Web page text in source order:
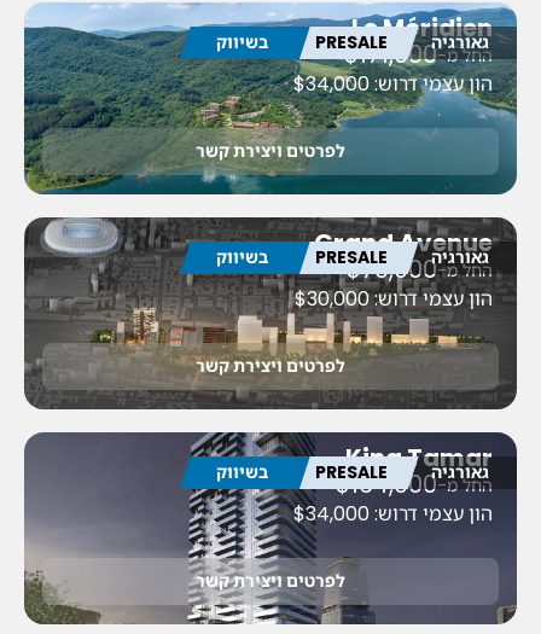
גאורגיה PRESALE בשיווק Le Méridien
החל מ-$171,000
הון עצמי דרוש: $34,000
לפרטים ויצירת קשר
גאורגיה PRESALE בשיווק Grand Avenue
החל מ-$79,000
הון עצמי דרוש: $30,000
לפרטים ויצירת קשר
גאורגיה PRESALE בשיווק King Tamar
החל מ-$164,000
הון עצמי דרוש: $34,000
לפרטים ויצירת קשר